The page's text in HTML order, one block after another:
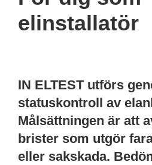
elinstallatör
IN ELTEST utförs
statuskontroll av
Målsättningen är att
brister som utgör
eller sakskada.